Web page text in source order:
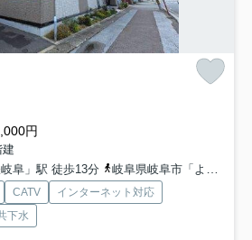
円
阜」駅 徒歩13分
岐阜県岐阜市「よしだファミリークリニック」バス停下車 徒歩3分
CATV
インターネット対応
下水